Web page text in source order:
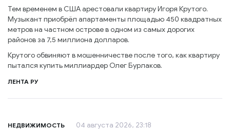
Тем временем в США арестовали квартиру Игоря Крутого.
Музыкант приобрёл апартаменты площадью 450 квадратных
метров на частном острове в одном из самых дорогих
районов за 7,5 миллиона долларов.
Крутого обвиняют в мошенничестве после того, как квартиру
пытался купить миллиардер Олег Бурлаков.
ЛЕНТА РУ
НЕДВИЖИМОСТЬ 04 августа 2026, 23:18